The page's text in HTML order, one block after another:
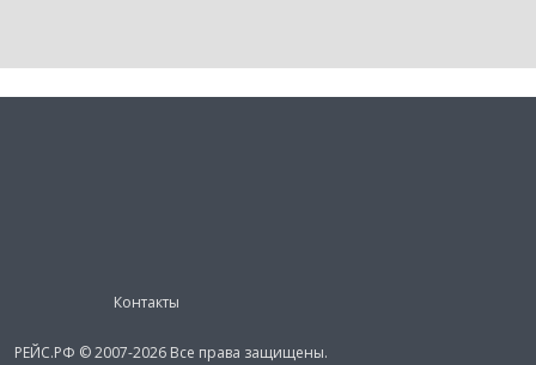
Контакты
РЕЙС.РФ © 2007-2026 Все права защищены.